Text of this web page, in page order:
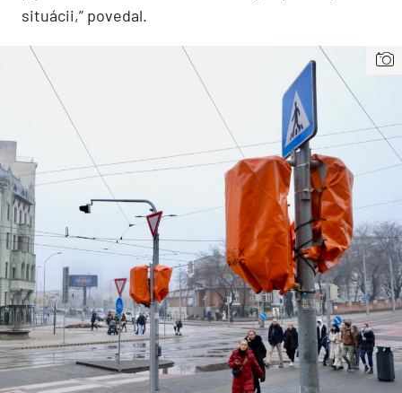
situácii,” povedal.